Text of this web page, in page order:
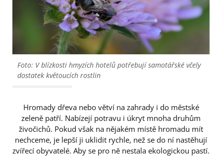
Foto: V blízkosti hmyzích hotelů potřebují samotářské včely
dostatek květoucích rostlin
Hromady dřeva nebo větví na zahrady i do městské
zeleně patří. Nabízejí potravu i úkryt mnoha druhům
živočichů. Pokud však na nějakém místě hromadu mít
nechceme, je lepší ji uklidit rychle, než se do ní nastěhují
zvířecí obyvatelé. Aby se pro ně nestala ekologickou pastí.